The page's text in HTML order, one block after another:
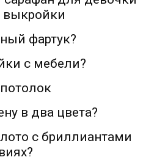
фартук?
с мебели?
в два цвета?
с бриллиантами